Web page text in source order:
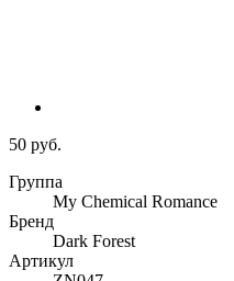
50 руб.
Группа
My Chemical Romance
Бренд
Dark Forest
Артикул